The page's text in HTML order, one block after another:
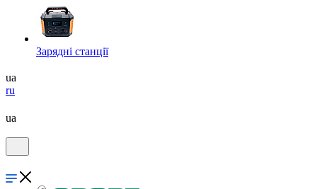
Зарядні станції
ua
ru
ua